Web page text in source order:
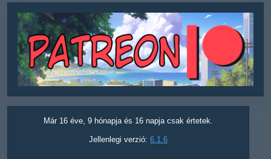
Már 16 éve, 9 hónapja és 16 napja csak értetek.
Jellenlegi verzió: 6.1.6